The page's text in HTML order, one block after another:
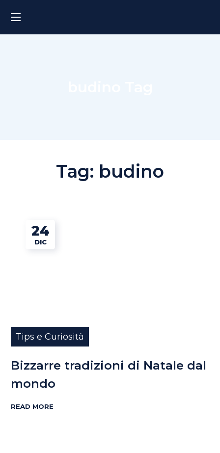
Tag: budino
24
DIC
Tips e Curiosità
Bizzarre tradizioni di Natale dal
mondo
READ MORE